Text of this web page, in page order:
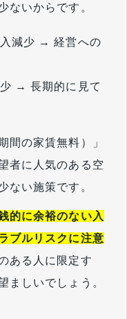
ないからです。
減少 → 経営への
→ 長期的に見て
間の家賃無料）」
者に人気のある空
ない施策です。
的に余裕のない入
ブルリスクに注意
ある人に限定す
ましいでしょう。